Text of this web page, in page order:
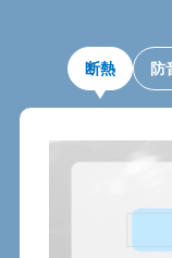
断熱 防